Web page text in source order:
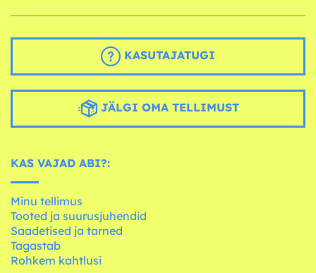
KASUTAJATUGI
JÄLGI OMA TELLIMUST
KAS VAJAD ABI?:
Minu tellimus
Tooted ja suurusjuhendid
Saadetised ja tarned
Tagastab
Rohkem kahtlusi